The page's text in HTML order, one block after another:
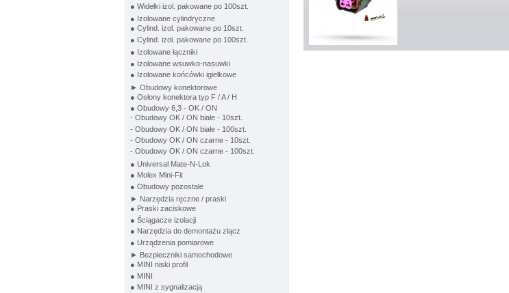
● Widełki izol. pakowane po 100szt.
● Izolowane cylindryczne
● Cylind. izol. pakowane po 10szt.
● Cylind. izol. pakowane po 100szt.
● Izolowane łączniki
● Izolowane wsuwko-nasuwki
● Izolowane końcówki igiełkowe
► Obudowy konektorowe
● Osłony konektora typ F / A / H
● Obudowy 6,3 - OK / ON
- Obudowy OK / ON białe - 10szt.
- Obudowy OK / ON białe - 100szt.
- Obudowy OK / ON czarne - 10szt.
- Obudowy OK / ON czarne - 100szt.
● Universal Mate-N-Lok
● Molex Mini-Fit
● Obudowy pozostałe
► Narzędzia ręczne / praski
● Praski zaciskowe
● Ściągacze izolacji
● Narzędzia do demontażu złącz
● Urządzenia pomiarowe
► Bezpieczniki samochodowe
● MINI niski profil
● MINI
● MINI z sygnalizacją